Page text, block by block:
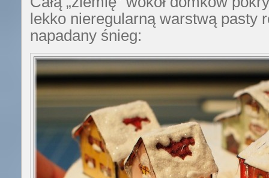
lekko nieregularną warstwą pasty
napadany śnieg: